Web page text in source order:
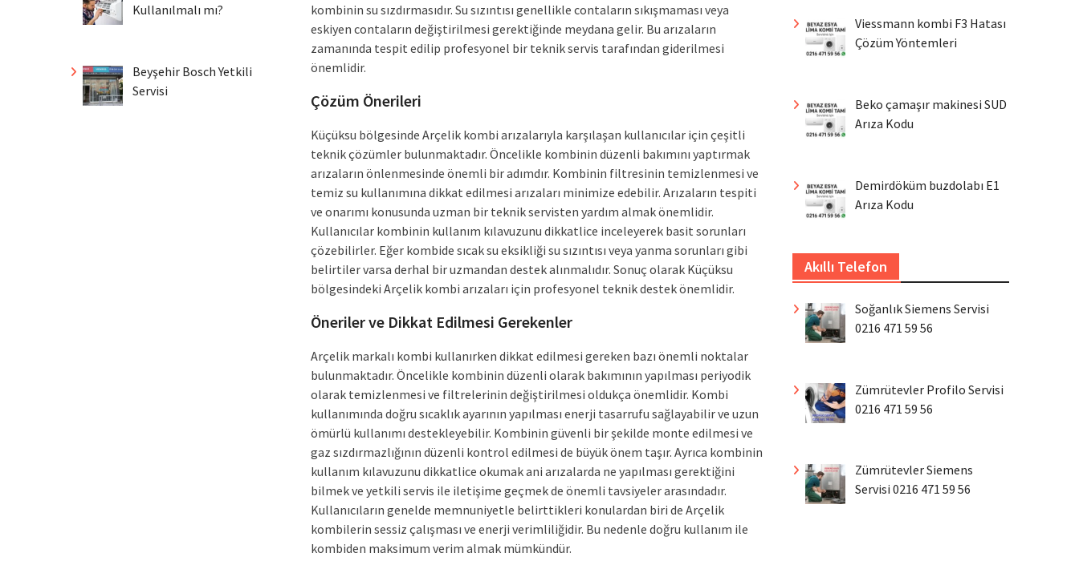
kombinin su sızdırmasıdır. Su sızıntısı genellikle contaların sıkışmaması veya
eskiyen contaların değiştirilmesi gerektiğinde meydana gelir. Bu arızaların
zamanında tespit edilip profesyonel bir teknik servis tarafından giderilmesi
önemlidir.
Çözüm Önerileri
Küçüksu bölgesinde Arçelik kombi arızalarıyla karşılaşan kullanıcılar için çeşitli
teknik çözümler bulunmaktadır. Öncelikle kombinin düzenli bakımını yaptırmak
arızaların önlenmesinde önemli bir adımdır. Kombinin filtresinin temizlenmesi ve
temiz su kullanımına dikkat edilmesi arızaları minimize edebilir. Arızaların tespiti
ve onarımı konusunda uzman bir teknik servisten yardım almak önemlidir.
Kullanıcılar kombinin kullanım kılavuzunu dikkatlice inceleyerek basit sorunları
çözebilirler. Eğer kombide sıcak su eksikliği su sızıntısı veya yanma sorunları gibi
belirtiler varsa derhal bir uzmandan destek alınmalıdır. Sonuç olarak Küçüksu
bölgesindeki Arçelik kombi arızaları için profesyonel teknik destek önemlidir.
Öneriler ve Dikkat Edilmesi Gerekenler
Arçelik markalı kombi kullanırken dikkat edilmesi gereken bazı önemli noktalar
bulunmaktadır. Öncelikle kombinin düzenli olarak bakımının yapılması periyodik
olarak temizlenmesi ve filtrelerinin değiştirilmesi oldukça önemlidir. Kombi
kullanımında doğru sıcaklık ayarının yapılması enerji tasarrufu sağlayabilir ve uzun
ömürlü kullanımı destekleyebilir. Kombinin güvenli bir şekilde monte edilmesi ve
gaz sızdırmazlığının düzenli kontrol edilmesi de büyük önem taşır. Ayrıca kombinin
kullanım kılavuzunu dikkatlice okumak ani arızalarda ne yapılması gerektiğini
bilmek ve yetkili servis ile iletişime geçmek de önemli tavsiyeler arasındadır.
Kullanıcıların genelde memnuniyetle belirttikleri konulardan biri de Arçelik
kombilerin sessiz çalışması ve enerji verimliliğidir. Bu nedenle doğru kullanım ile
kombiden maksimum verim almak mümkündür.
Viessmann kombi F3 Hatası
Çözüm Yöntemleri
Beko çamaşır makinesi SUD
Arıza Kodu
Demirdöküm buzdolabı E1
Arıza Kodu
Akıllı Telefon
Soğanlık Siemens Servisi
0216 471 59 56
Zümrütevler Profilo Servisi
0216 471 59 56
Zümrütevler Siemens
Servisi 0216 471 59 56
Kullanılmalı mı?
Beyşehir Bosch Yetkili
Servisi